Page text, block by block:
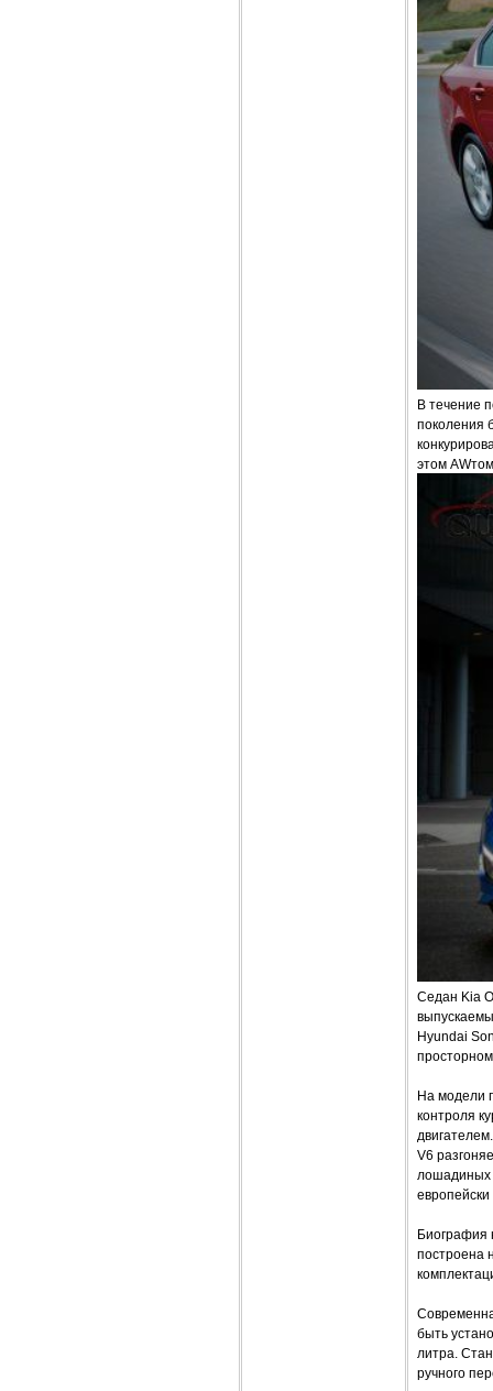
В течение
поколения
этом
Седан Kia
Hyundai
На модели
контроля
V6
лошадиных
Биография
построена
быть
литра.
ручного